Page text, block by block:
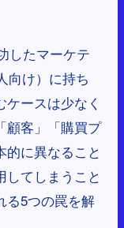
したマーケテ
向け）に持ち
ースは少なく
顧客」「購買プ
的に異なること
してしまうこと
る5つの罠を解